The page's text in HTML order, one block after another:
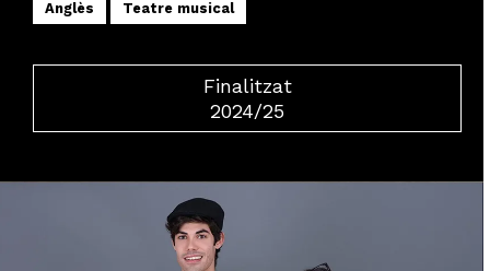
Anglès Teatre musical
Finalitzat
2024/25